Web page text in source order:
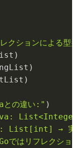
クションによる型
の違い:" )
List<Integer>
List[int] → 実
はリフレクション